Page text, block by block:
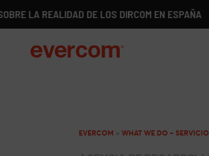
DE LOS DIRCOM EN ESPAÑA
EVERCOM >WHAT WE DO –